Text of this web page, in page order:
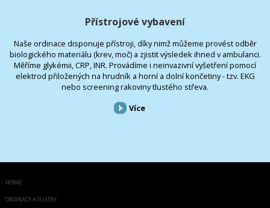
Přístrojové vybavení
Naše ordinace disponuje přístroji, díky nimž můžeme provést odběr
biologického materiálu (krev, moč) a zjistit výsledek ihned v ambulanci.
Měříme glykémii, CRP, INR. Provádíme i neinvazivní vyšetření pomocí
elektrod přiložených na hrudník a horní a dolní končetiny - tzv. EKG
nebo screening rakoviny tlustého střeva.
Více
HOME
ORDINACE A SLUŽBY